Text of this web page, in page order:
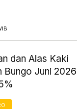
dan Alas Kaki
Bungo Juni 2026